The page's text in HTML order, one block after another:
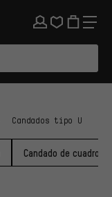
Candados tipo U
Candado de cuadro